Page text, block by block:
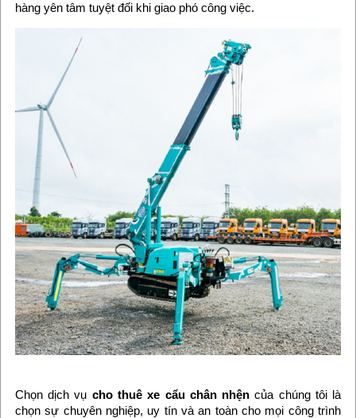
hàng yên tâm tuyệt đối khi giao phó công việc.
Chọn dịch vụ cho thuê xe cẩu chân nhện của chúng tôi là
chọn sự chuyên nghiệp, uy tín và an toàn cho mọi công trình